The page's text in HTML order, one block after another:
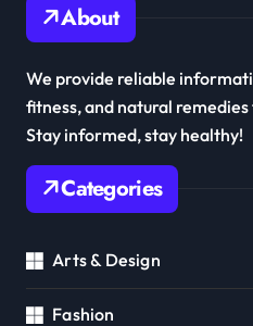
About
We provide reliable
fitness, and natural
Stay informed, stay healthy!
Categories
Arts & Design
Fashion